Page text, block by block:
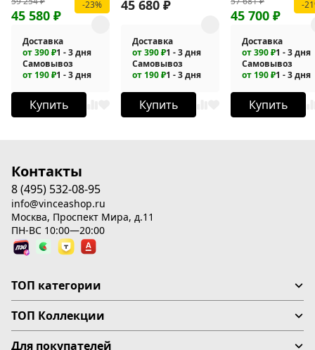
45 580 ₽
-23%
Доставка
от 390 ₽1 - 3 дня
Самовывоз
от 190 ₽1 - 3 дня
Купить
45 680 ₽
Доставка
от 390 ₽1 - 3 дня
Самовывоз
от 190 ₽1 - 3 дня
Купить
45 700 ₽
-
Доставка
от 390 ₽1 - 3 дня
Самовывоз
от 190 ₽1 - 3 дня
Купить
Контакты
8 (495) 532-08-95
info@vinceashop.ru
Москва, Проспект Мира, д.11
ПН-ВС 10:00—20:00
ТОП категории
ТОП Коллекции
Для покупателей